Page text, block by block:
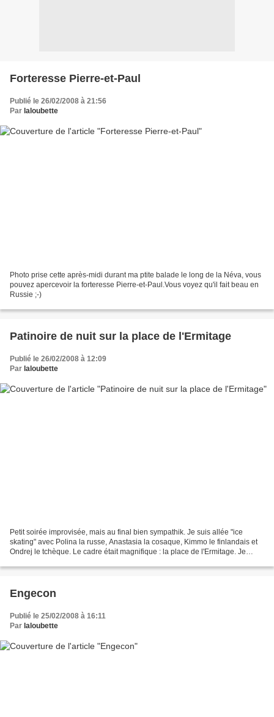
Forteresse Pierre-et-Paul
Publié le 26/02/2008 à 21:56
Par laloubette
Photo prise cette après-midi durant ma ptite balade le long de la Néva, vous
pouvez apercevoir la forteresse Pierre-et-Paul.Vous voyez qu'il fait beau en
Russie ;-)
Patinoire de nuit sur la place de l'Ermitage
Publié le 26/02/2008 à 12:09
Par laloubette
Petit soirée improvisée, mais au final bien sympathik. Je suis allée "ice
skating" avec Polina la russe, Anastasia la cosaque, Kimmo le finlandais et
Ondrej le tchèque. Le cadre était magnifique : la place de l'Ermitage. Je
Engecon
Publié le 25/02/2008 à 16:11
Par laloubette